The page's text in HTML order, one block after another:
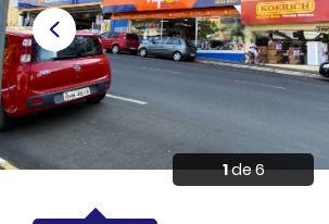
Sou Cliente
1de 6